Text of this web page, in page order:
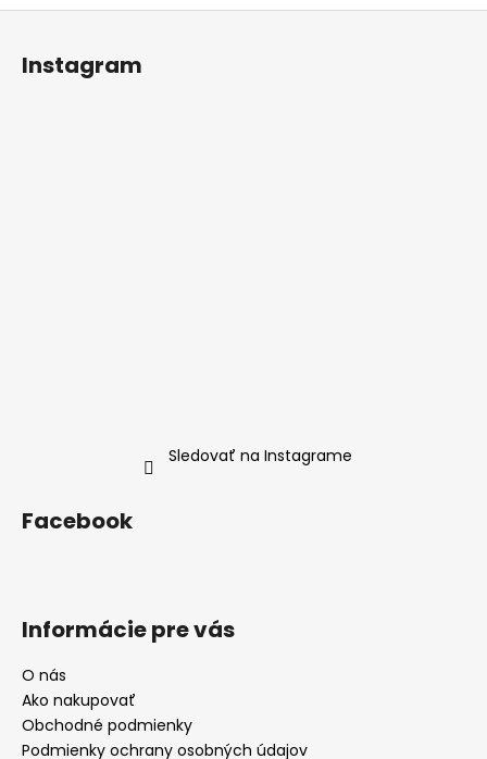
Instagram
Sledovať na Instagrame
Facebook
Informácie pre vás
O nás
Ako nakupovať
Obchodné podmienky
Podmienky ochrany osobných údajov